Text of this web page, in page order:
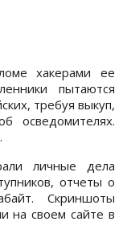
хакерами ее
пытаются
требуя выкуп,
осведомителях.
.
личные дела
отчеты о
Скриншоты
на своем сайте в